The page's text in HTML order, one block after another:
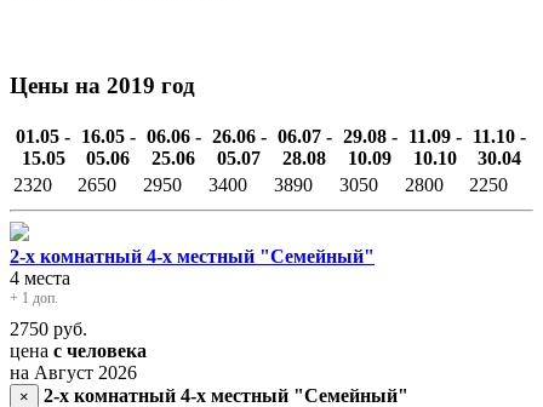
Цены на 2019 год
01.05 -
15.05
16.05 -
05.06
06.06 -
25.06
26.06 -
05.07
06.07 -
28.08
29.08 -
10.09
11.09 -
10.10
11.10 -
30.04
2320
2650 2950 3400 3890 3050 2800 2250
2-х комнатный 4-х местный "Семейный"
4 места
+ 1 доп.
2750 руб.
цена с человека
на Август 2026
×
2-х комнатный 4-х местный "Семейный"